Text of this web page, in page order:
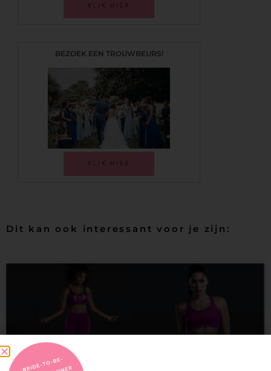
KLIK HIER
BEZOEK EEN TROUWBEURS!
KLIK HIER
Dit kan ook interessant voor je zijn: